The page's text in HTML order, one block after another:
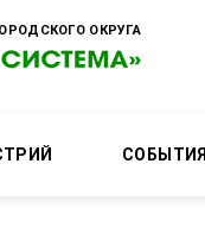
ОКРУГА
СОБЫТИЯ